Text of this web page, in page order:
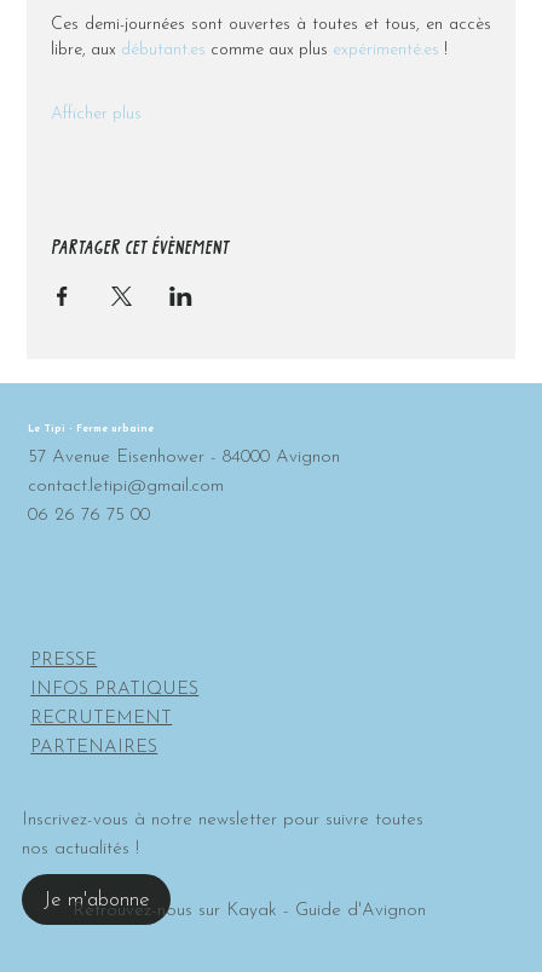
Ces demi-journées sont ouvertes à toutes et tous, en accès
libre, aux débutant.es comme aux plus expérimenté.es !
Afficher plus
PARTAGER CET ÉVÈNEMENT
Le Tipi - Ferme urbaine
57 Avenue Eisenhower - 84000 Avignon
contact.letipi@gmail.com
06 26 76 75 00
PRESSE
INFOS PRATIQUES
RECRUTEMENT
PARTENAIRES
Inscrivez-vous à notre newsletter pour suivre toutes
nos actualités !
Je m'abonne
Retrouvez-nous sur Kayak - Guide d'Avignon